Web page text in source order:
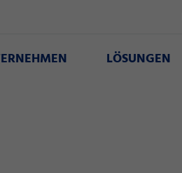
LÖSUNGEN